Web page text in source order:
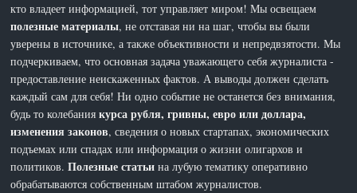
кто владеет информацией, тот управляет миром! Мы освещаем
полезные материалы, не отставая ни на шаг, чтобы вы были
уверены в источнике, а также объективности и непредвзятости. Мы
подчеркиваем, что основная задача уважающего себя журналиста -
предоставление неискаженных фактов. А выводы должен сделать
каждый сам для себя! Ни одно событие не останется без внимания,
будь то колебаниякурса рубля, гривны, евро или доллара,
изменения законов, сведения о новых стартапах, экономических
подъемах или спадах или информация о жизни олигархов и
политиков.Полезные статьи на лубую тематику оперативно
обрабатываются собственным штабом журналистов.